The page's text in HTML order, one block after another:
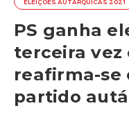
ELEIÇÕES AUTÁRQUICAS 2021
PS ganha
terceira vez
reafirma-se
partido